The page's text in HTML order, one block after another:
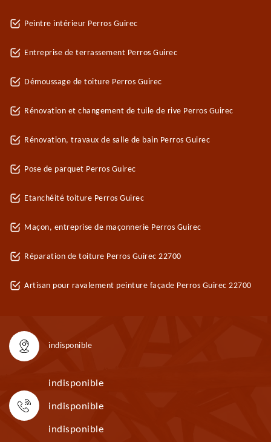
Peintre intérieur Perros Guirec
Entreprise de terrassement Perros Guirec
Démoussage de toiture Perros Guirec
Rénovation et changement de tuile de rive Perros Guirec
Rénovation, travaux de salle de bain Perros Guirec
Pose de parquet Perros Guirec
Etanchéité toiture Perros Guirec
Maçon, entreprise de maçonnerie Perros Guirec
Réparation de toiture Perros Guirec 22700
Artisan pour ravalement peinture façade Perros Guirec 22700
indisponible
indisponible
indisponible
indisponible